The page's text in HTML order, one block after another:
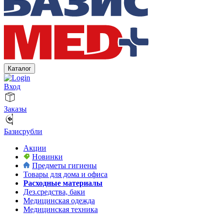
Каталог
Вход
Заказы
Базисрубли
Акции
Новинки
Предметы гигиены
Товары для дома и офиса
Расходные материалы
Дез.средства, баки
Медицинская одежда
Медицинская техника